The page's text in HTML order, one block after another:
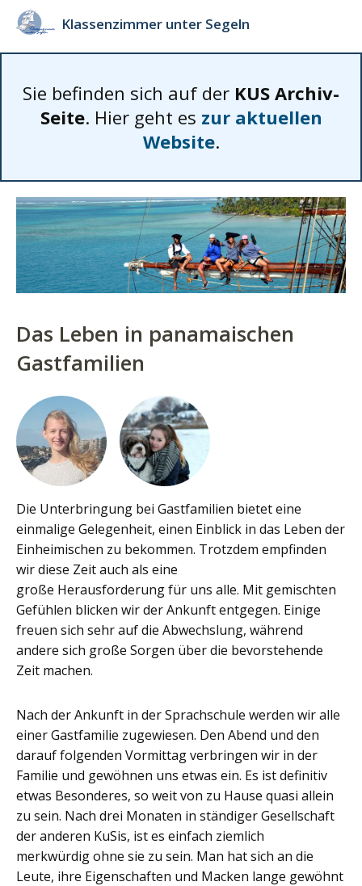
Klassenzimmer unter Segeln
Sie befinden sich auf der KUS Archiv-
Seite. Hier geht es zur aktuellen
Website.
Das Leben in panamaischen
Gastfamilien
Die Unterbringung bei Gastfamilien bietet eine
einmalige Gelegenheit, einen Einblick in das Leben der
Einheimischen zu bekommen. Trotzdem empfinden
wir diese Zeit auch als eine
große Herausforderung für uns alle. Mit gemischten
Gefühlen blicken wir der Ankunft entgegen. Einige
freuen sich sehr auf die Abwechslung, während
andere sich große Sorgen über die bevorstehende
Zeit machen.
Nach der Ankunft in der Sprachschule werden wir alle
einer Gastfamilie zugewiesen. Den Abend und den
darauf folgenden Vormittag verbringen wir in der
Familie und gewöhnen uns etwas ein. Es ist definitiv
etwas Besonderes, so weit von zu Hause quasi allein
zu sein. Nach drei Monaten in ständiger Gesellschaft
der anderen KuSis, ist es einfach ziemlich
merkwürdig ohne sie zu sein. Man hat sich an die
Leute, ihre Eigenschaften und Macken lange gewöhnt